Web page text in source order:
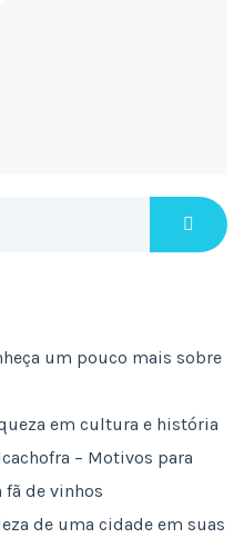
um pouco mais sobre
em cultura e história
– Motivos para
de vinhos
de uma cidade em suas